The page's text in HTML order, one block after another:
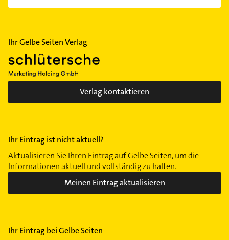
Ihr Gelbe Seiten Verlag
Verlag kontaktieren
Ihr Eintrag ist nicht aktuell?
Aktualisieren Sie Ihren Eintrag auf Gelbe Seiten, um die
Informationen aktuell und vollständig zu halten.
Meinen Eintrag aktualisieren
Ihr Eintrag bei Gelbe Seiten